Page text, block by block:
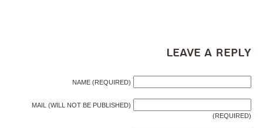
Leave a Reply
NAME (REQUIRED)
MAIL (WILL NOT BE PUBLISHED)
(REQUIRED)